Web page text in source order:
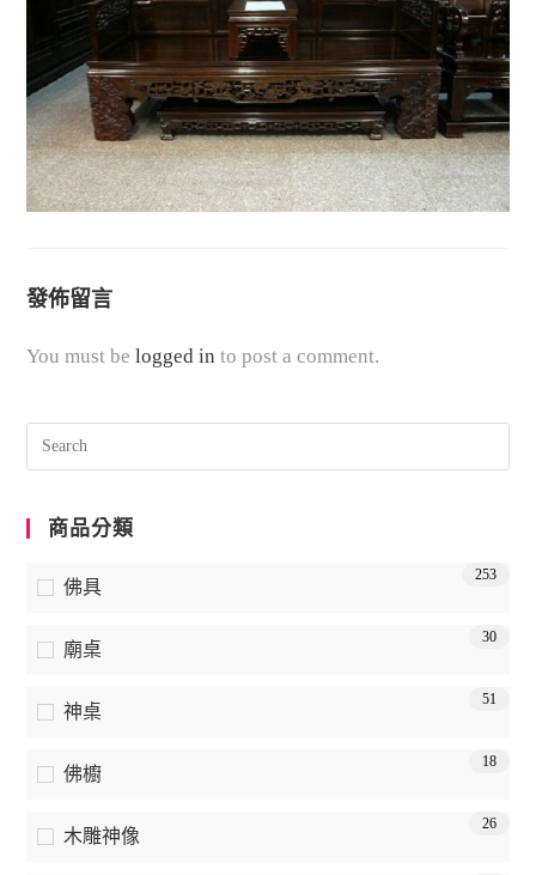
發佈留言
You must belogged in to post a comment.
商品分類
佛具
253
廟桌
30
神桌
51
佛櫥
18
木雕神像
26